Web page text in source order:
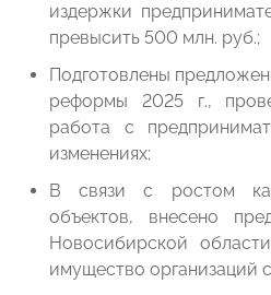
издержки
превысить 500 млн. руб.;
Подготовлены
реформы 2025 г.,
работа с
изменениях;
В связи с ростом
объектов, внесено
Новосибирской
имущество организаций с